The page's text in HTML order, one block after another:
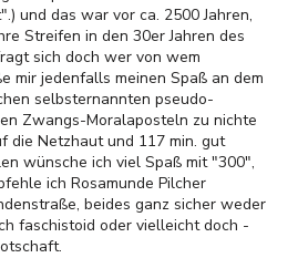
und das war vor ca. 2500 Jahren,
Streifen in den 30er Jahren des
sich doch wer von wem
mir jedenfalls meinen Spaß an dem
selbsternannten pseudo-
Zwangs-Moralaposteln zu nichte
die Netzhaut und 117 min. gut
wünsche ich viel Spaß mit "300",
ich Rosamunde Pilcher
beides ganz sicher weder
faschistoid oder vielleicht doch -